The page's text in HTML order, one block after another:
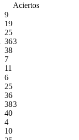
Aciertos
9
19
25
36
38
7
11
3
6
25
36
38
40
4
10
3